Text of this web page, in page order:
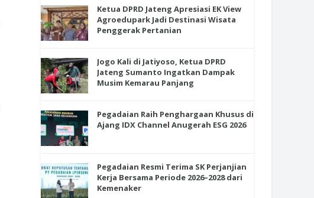
Ketua DPRD Jateng Apresiasi EK View
Agroedupark Jadi Destinasi Wisata
Penggerak Pertanian
Jogo Kali di Jatiyoso, Ketua DPRD
Jateng Sumanto Ingatkan Dampak
Musim Kemarau Panjang
Pegadaian Raih Penghargaan Khusus di
Ajang IDX Channel Anugerah ESG 2026
Pegadaian Resmi Terima SK Perjanjian
Kerja Bersama Periode 2026–2028 dari
Kemenaker